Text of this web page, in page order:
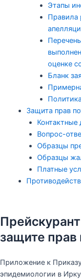
Этапы
Правила
оценке
Бланк
Защита прав
Контактные
Вопрос-
Образцы
Образцы
Платные
защите прав
Приложение к
эпидемиологии в